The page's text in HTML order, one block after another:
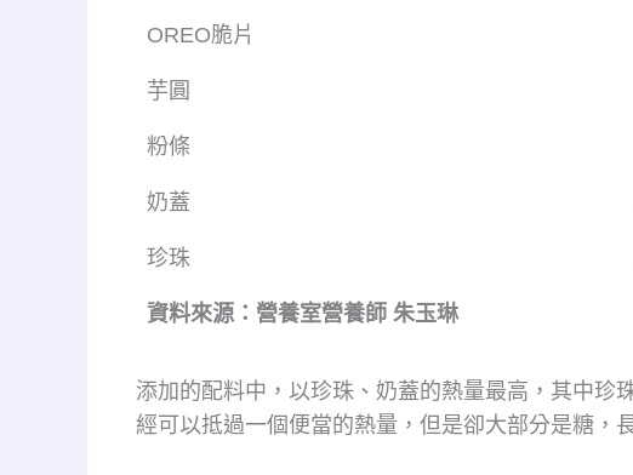
OREO脆片
芋圓
粉條
奶蓋
珍珠
資料來源：營養室營養師 朱玉琳
添加的配料中，以珍珠、奶蓋的熱量最高，其中珍
經可以抵過一個便當的熱量，但是卻大部分是糖，